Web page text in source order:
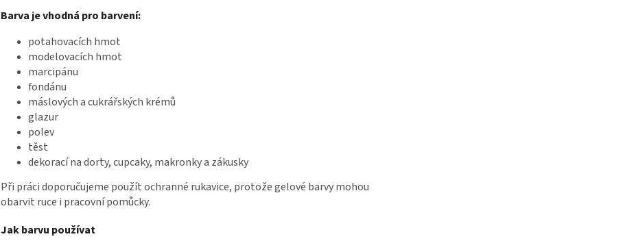
Barva je vhodná pro barvení:
potahovacích hmot
modelovacích hmot
marcipánu
fondánu
máslových a cukrářských krémů
glazur
polev
těst
dekorací na dorty, cupcaky, makronky a zákusky
Při práci doporučujeme použít ochranné rukavice, protože gelové barvy mohou
obarvit ruce i pracovní pomůcky.
Jak barvu používat